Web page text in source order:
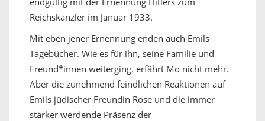
Reichskanzler im Januar 1933.
Mit eben jener Ernennung enden auch Emils
Tagebücher. Wie es für ihn, seine Familie und
Freund*innen weiterging, erfährt Mo nicht mehr.
Aber die zunehmend feindlichen Reaktionen auf
Emils jüdischer Freundin Rose und die immer
stärker werdende Präsenz der